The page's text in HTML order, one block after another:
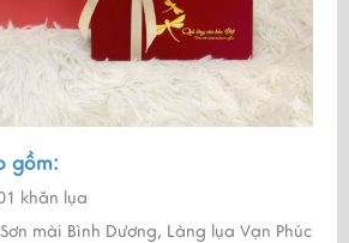
gồm:
khăn lụa
Sơn mài Bình Dương, Làng lụa Vạn Phúc